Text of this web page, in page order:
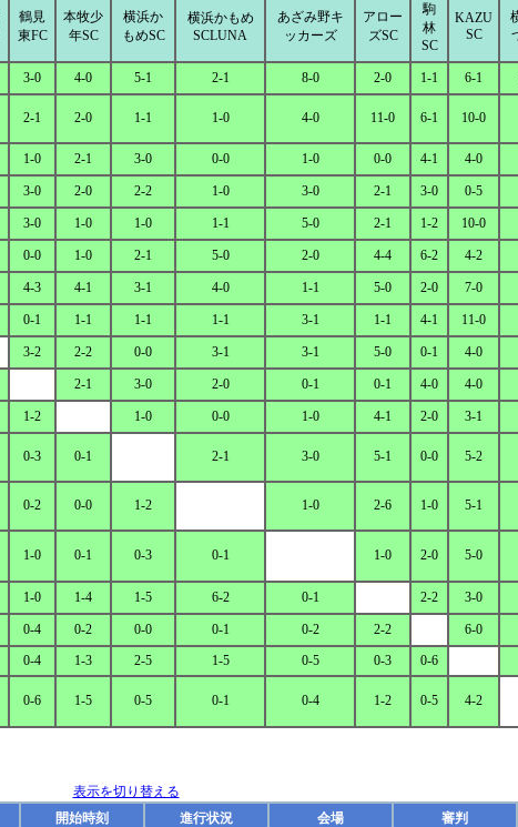
鶴見
東FC
本牧少
年SC
横浜か
もめSC
横浜かもめ
SCLUNA
あざみ野キ
ッカーズ
アロー
ズSC
駒
林
SC
KAZU
SC
3-0 4-0 5-1 2-1 8-0 2-0 1-1 6-1
2-1 2-0 1-1 1-0 4-0 11-0 6-1 10-0
1-0 2-1 3-0 0-0 1-0 0-0 4-1 4-0
3-0 2-0 2-2 1-0 3-0 2-1 3-0 0-5
3-0 1-0 1-0 1-1 5-0 2-1 1-2 10-0
0-0 1-0 2-1 5-0 2-0 4-4 6-2 4-2
4-3 4-1 3-1 4-0 1-1 5-0 2-0 7-0
0-1 1-1 1-1 1-1 3-1 1-1 4-1 11-0
3-2 2-2 0-0 3-1 3-1 5-0 0-1 4-0
2-1 3-0 2-0 0-1 0-1 4-0 4-0
1-2 1-0 0-0 1-0 4-1 2-0 3-1
0-3 0-1 2-1 3-0 5-1 0-0 5-2
0-2 0-0 1-2 1-0 2-6 1-0 5-1
1-0 0-1 0-3 0-1 1-0 2-0 5-0
1-0 1-4 1-5 6-2 0-1 2-2 3-0
0-4 0-2 0-0 0-1 0-2 2-2 6-0
0-4 1-3 2-5 1-5 0-5 0-3 0-6
0-6 1-5 0-5 0-1 0-4 1-2 0-5 4-2
表示を切り替える
開始時刻 進行状況 会場 審判